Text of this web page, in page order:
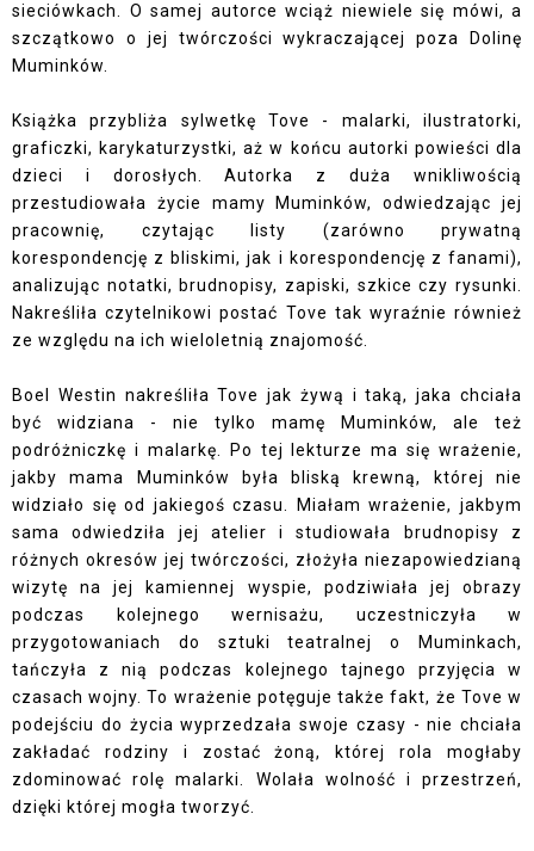
sieciówkach. O samej autorce wciąż niewiele się mówi, a
szczątkowo o jej twórczości wykraczającej poza Dolinę
Muminków.
Książka przybliża sylwetkę Tove - malarki, ilustratorki,
graficzki, karykaturzystki, aż w końcu autorki powieści dla
dzieci i dorosłych. Autorka z duża wnikliwością
przestudiowała życie mamy Muminków, odwiedzając jej
pracownię, czytając listy (zarówno prywatną
korespondencję z bliskimi, jak i korespondencję z fanami),
analizując notatki, brudnopisy, zapiski, szkice czy rysunki.
Nakreśliła czytelnikowi postać Tove tak wyraźnie również
ze względu na ich wieloletnią znajomość.
Boel Westin nakreśliła Tove jak żywą i taką, jaka chciała
być widziana - nie tylko mamę Muminków, ale też
podróżniczkę i malarkę. Po tej lekturze ma się wrażenie,
jakby mama Muminków była bliską krewną, której nie
widziało się od jakiegoś czasu. Miałam wrażenie, jakbym
sama odwiedziła jej atelier i studiowała brudnopisy z
różnych okresów jej twórczości, złożyła niezapowiedzianą
wizytę na jej kamiennej wyspie, podziwiała jej obrazy
podczas kolejnego wernisażu, uczestniczyła w
przygotowaniach do sztuki teatralnej o Muminkach,
tańczyła z nią podczas kolejnego tajnego przyjęcia w
czasach wojny. To wrażenie potęguje także fakt, że Tove w
podejściu do życia wyprzedzała swoje czasy - nie chciała
zakładać rodziny i zostać żoną, której rola mogłaby
zdominować rolę malarki. Wolała wolność i przestrzeń,
dzięki której mogła tworzyć.